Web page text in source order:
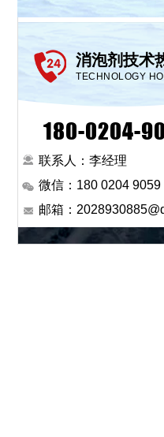
消泡剂技术
TECHNOLOGY
180-0204-
联系人：李经理
微信：180 0204 9059
邮箱：